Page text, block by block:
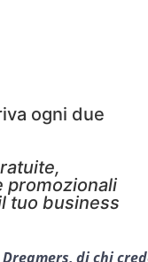
ogni due
promozionali
tuo business
di chi